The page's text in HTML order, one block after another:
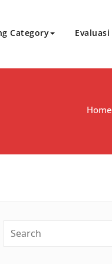
Category Evaluasi
Home